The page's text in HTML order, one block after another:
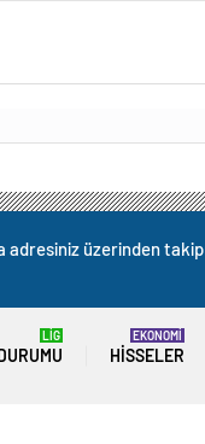
adresiniz üzerinden takip
LİG
HISSELER
EKONOMİ